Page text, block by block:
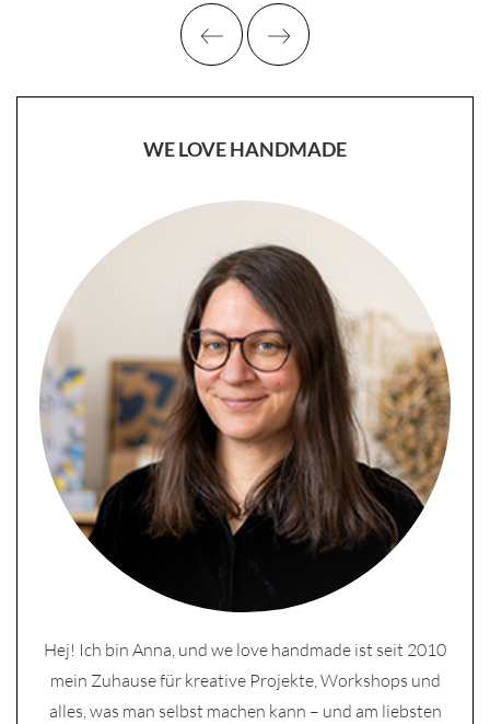
WE LOVE HANDMADE
Hej! Ich bin Anna, und we love handmade ist seit 2010
mein Zuhause für kreative Projekte, Workshops und
alles, was man selbst machen kann – und am liebsten